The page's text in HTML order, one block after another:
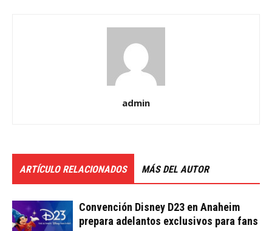
admin
ARTÍCULO RELACIONADOS MÁS DEL AUTOR
Convención Disney D23 en Anaheim
prepara adelantos exclusivos para fans